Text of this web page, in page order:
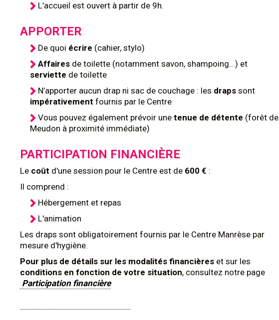
L’accueil est ouvert à partir de 9h.
APPORTER
De quoi écrire (cahier, stylo)
Affaires de toilette (notamment savon, shampoing...) et
serviette de toilette
N’apporter aucun drap ni sac de couchage : les draps sont
impérativement fournis par le Centre
Vous pouvez également prévoir une tenue de détente (forêt de
Meudon à proximité immédiate)
PARTICIPATION FINANCIÈRE
Le coût d'une session pour le Centre est de 600 € :
Il comprend :
Hébergement et repas
L'animation
Les draps sont obligatoirement fournis par le Centre Manrèse par
mesure d'hygiène.
Pour plus de détails sur les modalités financières et sur les
conditions en fonction de votre situation, consultez notre page
Participation financière